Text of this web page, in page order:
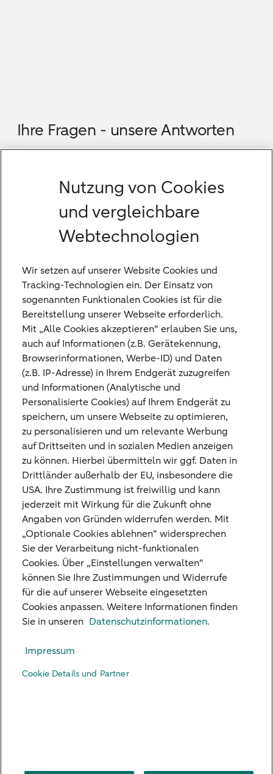
Ihre Fragen - unsere Antworten
Welche Besonderheiten prägen die Beratung
der Bethmann HAL in München?
In welcher Region beraten Sie von München
Welche Rolle spielt Private Equity in der
Beratung der Bethmann HAL in München?
Kontaktieren Sie uns
Sie haben Fragen oder Anregungen und
möchten mit uns Kontakt
aufnehmen? Nutzen Sie hierfür gerne unser
Kontaktformular.
Zum Kontaktformular
Unsere Niederlassungen
Standpunkte
Kontakt
Nutzung von Cookies
und vergleichbare
Webtechnologien
Wir setzen auf unserer Website Cookies und
Tracking-Technologien ein. Der Einsatz von
sogenannten Funktionalen Cookies ist für die
Bereitstellung unserer Webseite erforderlich.
Mit „Alle Cookies akzeptieren“ erlauben Sie uns,
auch auf Informationen (z.B. Gerätekennung,
Browserinformationen, Werbe-ID) und Daten
(z.B. IP-Adresse) in Ihrem Endgerät zuzugreifen
und Informationen (Analytische und
Personalisierte Cookies) auf Ihrem Endgerät zu
speichern, um unsere Webseite zu optimieren,
zu personalisieren und um relevante Werbung
auf Drittseiten und in sozialen Medien anzeigen
zu können. Hierbei übermitteln wir ggf. Daten in
Drittländer außerhalb der EU, insbesondere die
USA. Ihre Zustimmung ist freiwillig und kann
jederzeit mit Wirkung für die Zukunft ohne
Angaben von Gründen widerrufen werden. Mit
„Optionale Cookies ablehnen“ widersprechen
Sie der Verarbeitung nicht-funktionalen
Cookies. Über „Einstellungen verwalten“
können Sie Ihre Zustimmungen und Widerrufe
für die auf unserer Webseite eingesetzten
Cookies anpassen. Weitere Informationen finden
Sie in unseren Datenschutzinformationen.
Impressum
Cookie Details und Partner